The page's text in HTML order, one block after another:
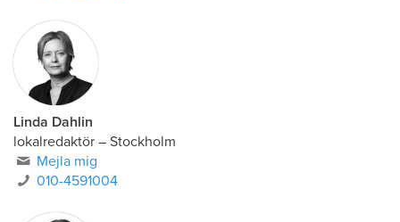
Linda Dahlin
lokalredaktör – Stockholm
Mejla mig
010-4591004